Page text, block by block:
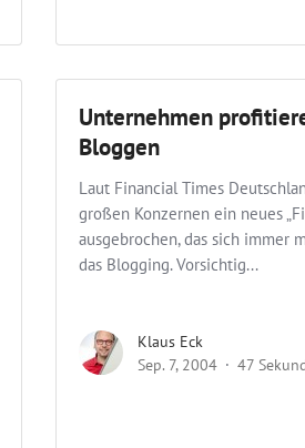
Unternehmen
Bloggen
Laut Financial Times
großen Konzernen ein neues
ausgebrochen, das sich immer
das Blogging. Vorsichtig...
Klaus Eck
Sep. 7, 2004
47